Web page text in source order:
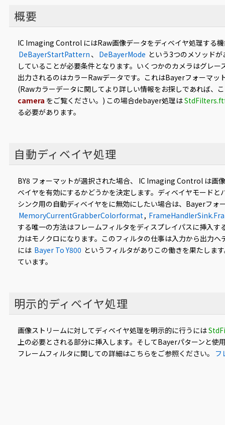
概要
IC Imaging Control にはRaw画像データをディベイヤ処理する
DeBayerStartPattern 、 DeBayerMode という3つのメソッド
していることが必要条件となります。いくつかのカメラはグレ
出力されるのはカラーRawデータです。これはBayerフォーマ
(Rawカラーデータに関してより詳しい情報をお探しであれば
camera をご覧ください。) この場合debayer処理は
る必要があります。
自動ディベイヤ処理
BY8 フォーマットが選択された場合、 IC Imaging Control は画
ベイヤを有効にするかどうかを決定します。ディベイヤモードと
シンク用の自動ディベイヤをに無効にしたい場合は、Bayerフォ
MemoryCurrentGrabberColorformat,
する唯一の方法はフレームフィルタをディスプレイパスに挿入
力はモノクロになります。このフィルタの仕事は入力から出力
には Bayer To Y800 というフィルタがありこの働きを果たしま
ています。
明示的ディベイヤ処理
画像ストリームに対してディベイヤ処理を明示的に行うには
上の必要とされる部分に挿入します。そしてBayerパターンと
フレームフィルタに関しての詳細はこちらをご参照ください。
フ